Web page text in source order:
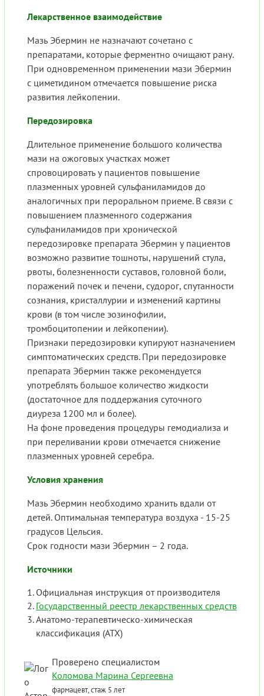
Лекарственное взаимодействие
Мазь Эбермин не назначают сочетано с
препаратами, которые ферментно очищают рану.
При одновременном применении мази Эбермин
с циметидином отмечается повышение риска
развития лейкопении.
Передозировка
Длительное применение большого количества
мази на ожоговых участках может
спровоцировать у пациентов повышение
плазменных уровней сульфаниламидов до
аналогичных при пероральном приеме. В связи с
повышением плазменного содержания
сульфаниламидов при хронической
передозировке препарата Эбермин у пациентов
возможно развитие тошноты, нарушений стула,
рвоты, болезненности суставов, головной боли,
поражений почек и печени, судорог, спутанности
сознания, кристаллурии и изменений картины
крови (в том числе эозинофилии,
тромбоцитопении и лейкопении).
Признаки передозировки купируют назначением
симптоматических средств. При передозировке
препарата Эбермин также рекомендуется
употреблять большое количество жидкости
(достаточное для поддержания суточного
диуреза 1200 мл и более).
На фоне проведения процедуры гемодиализа и
при переливании крови отмечается снижение
плазменных уровней серебра.
Условия хранения
Мазь Эбермин необходимо хранить вдали от
детей. Оптимальная температура воздуха - 15-25
градусов Цельсия.
Срок годности мази Эбермин – 2 года.
Источники
Официальная инструкция от производителя
Государственный реестр лекарственных средств
Анатомо-терапевтическо-химическая
классификация (ATX)
Проверено специалистом
Коломова Марина Сергеевна
фармацевт, стаж 5 лет